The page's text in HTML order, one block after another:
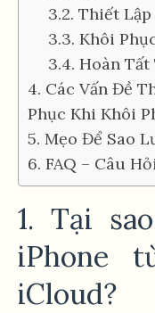
3.2. Thiết
3.3. Khôi
3.4. Hoàn
4. Các Vấn Đề
Phục Khi Khôi
5. Mẹo Để Sao
6. FAQ – Câu
1. Tại
iPhone
iCloud?